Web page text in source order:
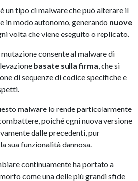
un tipo di malware che può alterare il
in modo autonomo, generando nuove
volta che viene eseguito o replicato.
consente al malware di
basate sulla firma, che si
di sequenze di codice specifiche e
malware lo rende particolarmente
poiché ogni nuova versione
dalle precedenti, pur
sua funzionalità dannosa.
continuamente ha portato a
come una delle più grandi sfide